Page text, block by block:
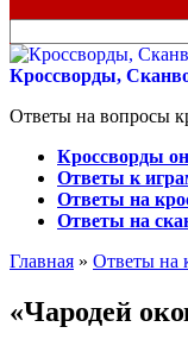
для:
Кроссворды,
Ответы на вопросы
Кроссворды
Ответы к
Ответы на
Ответы на
Главная » Ответы на
«Чародей